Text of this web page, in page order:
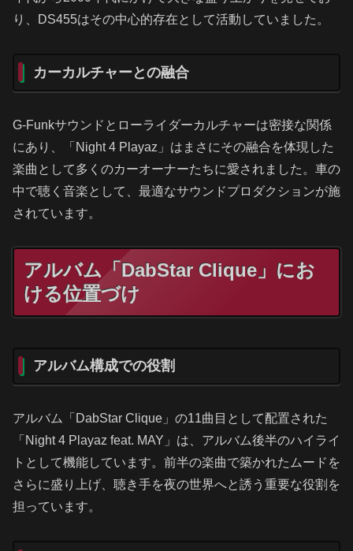
り、DS455はその中心的存在として活動していました。
カーカルチャーとの融合
G-Funkサウンドとローライダーカルチャーは密接な関係
にあり、「Night 4 Playaz」はまさにその融合を体現した
楽曲として多くのカーオーナーたちに愛されました。車の
中で聴く音楽として、最適なサウンドプロダクションが施
されています。
アルバム「DabStar Clique」にお
ける位置づけ
アルバム構成での役割
アルバム「DabStar Clique」の11曲目として配置された
「Night 4 Playaz feat. MAY」は、アルバム後半のハイライ
トとして機能しています。前半の楽曲で築かれたムードを
さらに盛り上げ、聴き手を夜の世界へと誘う重要な役割を
担っています。